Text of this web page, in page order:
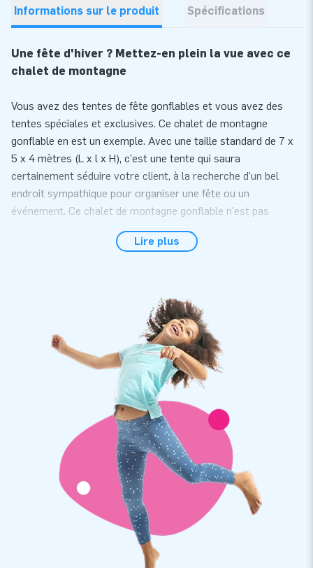
Informations sur le produit Spécifications
Une fête d'hiver ? Mettez-en plein la vue avec ce
chalet de montagne
Vous avez des tentes de fête gonflables et vous avez des
tentes spéciales et exclusives. Ce chalet de montagne
gonflable en est un exemple. Avec une taille standard de 7 x
5 x 4 mètres (L x l x H), c'est une tente qui saura
certainement séduire votre client, à la recherche d'un bel
endroit sympathique pour organiser une fête ou un
événement. Ce chalet de montagne gonflable n'est pas
seulement beau à l'extérieur, l'intérieur est aussi spécial. Ici,
vous voyez une belle animation hivernale en couleurs. En
Un chalet de montagne complet en moins de 10
minutes
La mise en place de ce chalet de montagne gonflable est
faite, pour ainsi dire, le temps de boire deux bières. En moins
de 10 minutes, cette tente de fête joyeuse est prête pour
vous. Bien entendu, nous vous fournirons la soufflerie
nécessaire, le manuel et le matériel d'ancrage. Tout comme
le sac de transport pour la tente de 160 kilos.
Qualité supérieure avec 5 ans de garantie
Les tentes JB sont renforcées en plusieurs points et
cousues à plusieurs reprises et sont fabriquées en PVC
Lire plus